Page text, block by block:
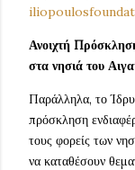
Ανοιχτή
στα νησιά του
Παράλληλα, το
πρόσκληση
τους φορείς των
να καταθέσουν